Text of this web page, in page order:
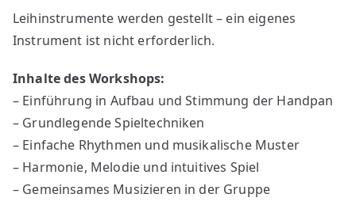
Leihinstrumente werden gestellt – ein eigenes
Instrument ist nicht erforderlich.
Inhalte des Workshops:
– Einführung in Aufbau und Stimmung der Handpan
– Grundlegende Spieltechniken
– Einfache Rhythmen und musikalische Muster
– Harmonie, Melodie und intuitives Spiel
– Gemeinsames Musizieren in der Gruppe